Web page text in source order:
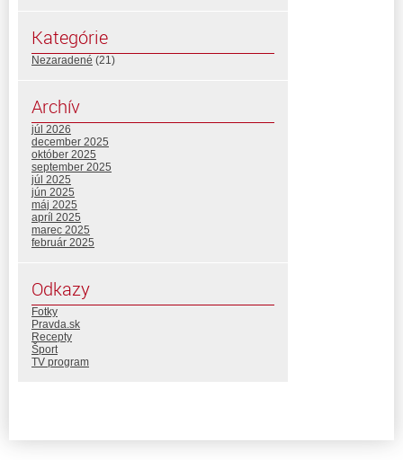
Kategórie
Nezaradené (21)
Archív
júl 2026
december 2025
október 2025
september 2025
júl 2025
jún 2025
máj 2025
apríl 2025
marec 2025
február 2025
Odkazy
Fotky
Pravda.sk
Recepty
Šport
TV program